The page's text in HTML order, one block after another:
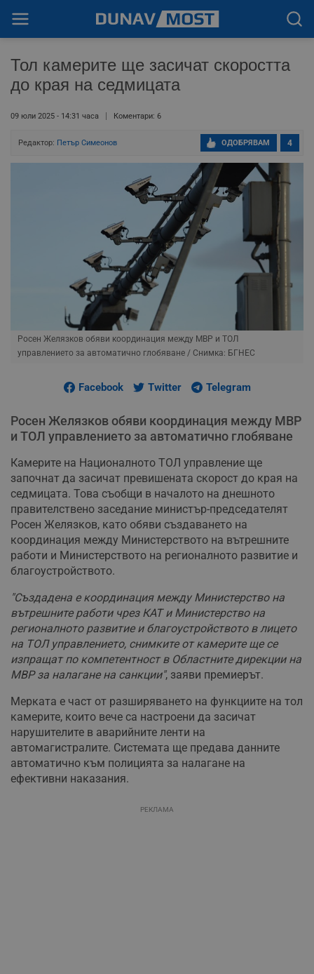
Тол камерите ще засичат скоростта
до края на седмицата
09 юли 2025 - 14:31 часа Коментари: 6
Редактор: Петър Симеонов 4
ОДОБРЯВАМ
Росен Желязков обяви координация между МВР и ТОЛ
управлението за автоматично глобяване / Снимка: БГНЕС
Facebook Twitter Telegram
Росен Желязков обяви координация между МВР
и ТОЛ управлението за автоматично глобяване
Камерите на Националното ТОЛ управление ще
започнат да засичат превишената скорост до края на
седмицата. Това съобщи в началото на днешното
правителствено заседание министър-председателят
Росен Желязков, като обяви създаването на
координация между Министерството на вътрешните
работи и Министерството на регионалното развитие и
благоустройството.
"Създадена е координация между Министерство на
вътрешните работи чрез КАТ и Министерство на
регионалното развитие и благоустройството в лицето
на ТОЛ управлението, снимките от камерите ще се
изпращат по компетентност в Областните дирекции на
МВР за налагане на санкции", заяви премиерът.
Мерката е част от разширяването на функциите на тол
камерите, които вече са настроени да засичат
нарушителите в аварийните ленти на
автомагистралите. Системата ще предава данните
автоматично към полицията за налагане на
ефективни наказания.
РЕКЛАМА